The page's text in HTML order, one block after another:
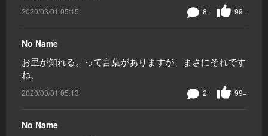
2020/03/01 05:15 99+
8
No Name
お里が知れる。って言葉がありますが、まさにそれです
ね。
2020/03/01 05:13 99+
2
No Name